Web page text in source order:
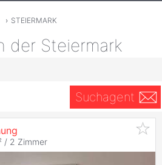
› STEIERMARK
der Steiermark
Suchagent
/ 2 Zimmer